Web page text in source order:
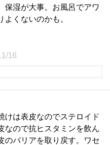
保湿が大事。お風呂でアワ
よくないのかも。
16
けは表皮なのでステロイド
なので抗ヒスタミンを飲ん
のバリアを取り戻す。ワセ